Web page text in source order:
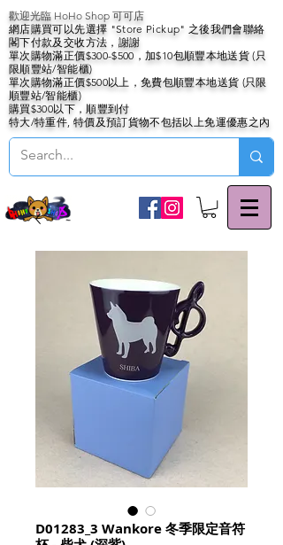
歡迎光臨 HoHo Shop 可可店
網店購買可以先選擇 "Store Pickup" 之後我們會聯絡
閣下付款及交收方法，謝謝
單次購物滿正價$300-$500，加$10包順豐本地送貨 (只
限順豐站/智能櫃)
單次購物滿正價$500以上，免費包順豐本地送貨 (只限
順豐站/智能櫃)
購買$300以下，順豐到付
特大/特重件, 特價及預訂貨物不包括以上免運優惠之內
D01283_3 Wankore 冬季限定音符